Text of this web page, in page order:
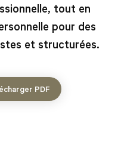
tout en
pour des
et structurées.
PDF